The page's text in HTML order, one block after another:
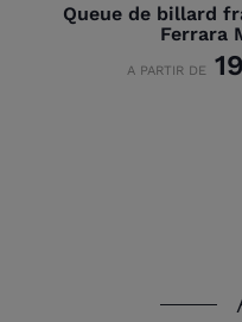
Queue de billard
Ferrara
A PARTIR DE